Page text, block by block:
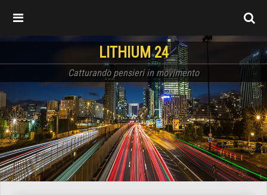
LITHIUM 24
Catturando pensieri in movimento